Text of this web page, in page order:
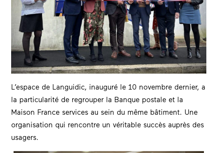
L’espace de Languidic, inauguré le 10 novembre dernier, a
la particularité de regrouper la Banque postale et la
Maison France services au sein du même bâtiment. Une
organisation qui rencontre un véritable succès auprès des
usagers.